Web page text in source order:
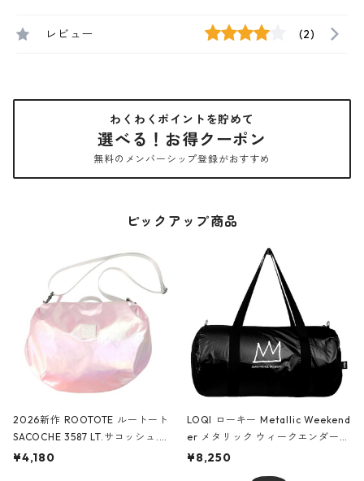
レビュー (2)
わくわくポイントを貯めて
選べる！お得クーポン
無料のメンバーシップ登録がおすすめ
ピックアップ商品
2026新作 ROOTOTE ルートート
SACOCHE 3587 LT.サコッシュ.ル
ミエ-B ショルダーバッグ グロスピ
¥4,180
LOQI ローキー Metallic Weekend
er メタリック ウィークエンダー
ボストンバッグ ショルダーバッグ
¥8,250